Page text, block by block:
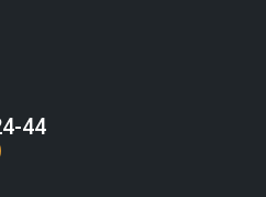
44